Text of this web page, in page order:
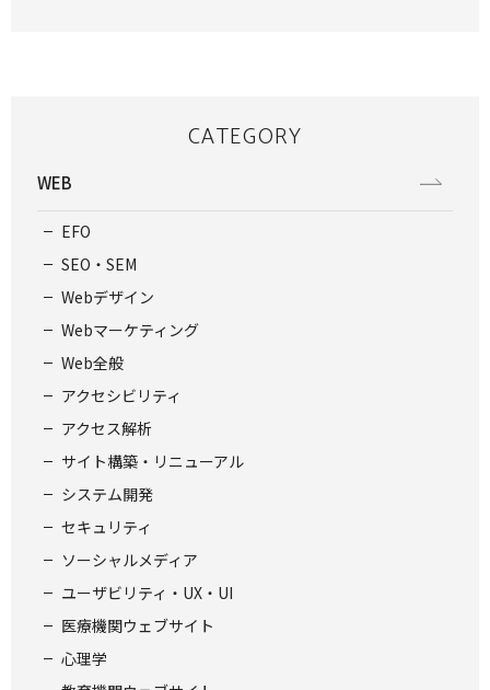
CATEGORY
WEB
EFO
SEO・SEM
Webデザイン
Webマーケティング
Web全般
アクセシビリティ
アクセス解析
サイト構築・リニューアル
システム開発
セキュリティ
ソーシャルメディア
ユーザビリティ・UX・UI
医療機関ウェブサイト
心理学